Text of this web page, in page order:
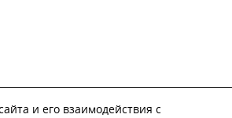
и его взаимодействия с